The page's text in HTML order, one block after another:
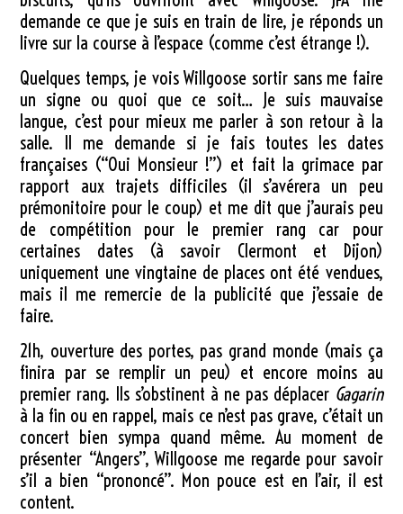
demande ce que je suis en train de lire, je réponds un
livre sur la course à l’espace (comme c’est étrange !).
Quelques temps, je vois Willgoose sortir sans me faire
un signe ou quoi que ce soit… Je suis mauvaise
langue, c’est pour mieux me parler à son retour à la
salle. Il me demande si je fais toutes les dates
françaises (“Oui Monsieur !”) et fait la grimace par
rapport aux trajets difficiles (il s’avérera un peu
prémonitoire pour le coup) et me dit que j’aurais peu
de compétition pour le premier rang car pour
certaines dates (à savoir Clermont et Dijon)
uniquement une vingtaine de places ont été vendues,
mais il me remercie de la publicité que j’essaie de
faire.
21h, ouverture des portes, pas grand monde (mais ça
finira par se remplir un peu) et encore moins au
premier rang. Ils s’obstinent à ne pas déplacer Gagarin
à la fin ou en rappel, mais ce n’est pas grave, c’était un
concert bien sympa quand même. Au moment de
présenter “Angers”, Willgoose me regarde pour savoir
s’il a bien “prononcé”. Mon pouce est en l’air, il est
content.